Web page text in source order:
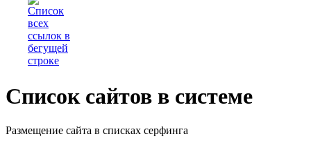
Список сайтов в системе
Размещение сайта в списках серфинга